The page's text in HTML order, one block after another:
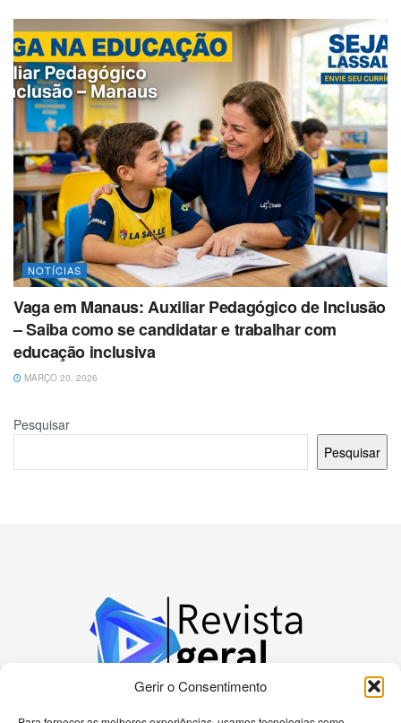
Gerir o Consentimento
NOTÍCIAS
Vaga em Manaus: Auxiliar Pedagógico de Inclusão
– Saiba como se candidatar e trabalhar com
educação inclusiva
MARÇO 20, 2026
Pesquisar
Pesquisar